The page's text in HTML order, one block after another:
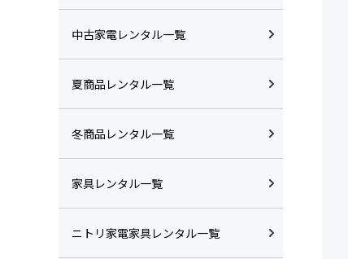
中古家電レンタル一覧
夏商品レンタル一覧
冬商品レンタル一覧
家具レンタル一覧
ニトリ家電家具レンタル一覧